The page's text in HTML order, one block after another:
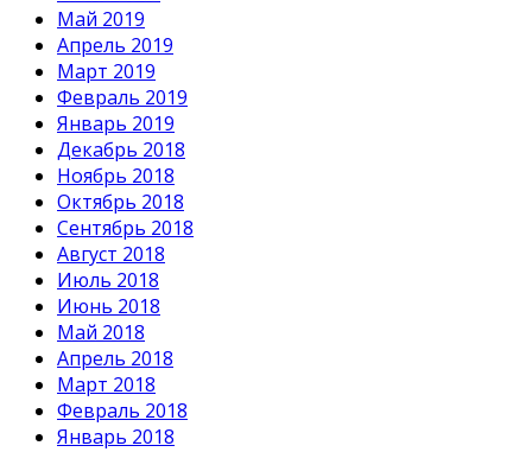
Май 2019
Апрель 2019
Март 2019
Февраль 2019
Январь 2019
Декабрь 2018
Ноябрь 2018
Октябрь 2018
Сентябрь 2018
Август 2018
Июль 2018
Июнь 2018
Май 2018
Апрель 2018
Март 2018
Февраль 2018
Январь 2018